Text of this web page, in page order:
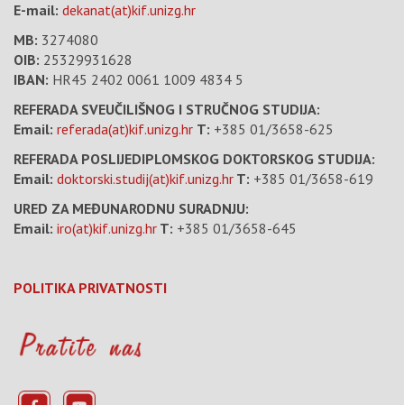
E-mail: dekanat(at)kif.unizg.hr
MB: 3274080
OIB: 25329931628
IBAN: HR45 2402 0061 1009 4834 5
REFERADA SVEUČILIŠNOG I STRUČNOG STUDIJA:
Email: referada(at)kif.unizg.hr T: +385 01/3658-625
REFERADA POSLIJEDIPLOMSKOG DOKTORSKOG STUDIJA:
Email: doktorski.studij(at)kif.unizg.hr T: +385 01/3658-619
URED ZA MEĐUNARODNU SURADNJU:
Email: iro(at)kif.unizg.hr T: +385 01/3658-645
POLITIKA PRIVATNOSTI